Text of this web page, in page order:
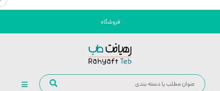
فروشگاه